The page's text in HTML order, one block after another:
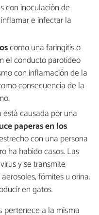
con inoculación de
e infectar la
como una faringitis o
el conducto parotídeo
con inflamación de la
consecuencia de la
causada por una
paperas en los
con una persona
ha habido casos. Las
y se transmite
fómites u orina.
en gatos.
pertenece a la misma